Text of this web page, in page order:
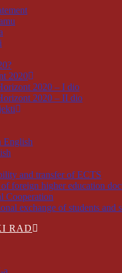
2020
2020 – I dio
2020 – II dio
English
and transfer of ECTS
foreign higher education
Cooperation
exchange of students and
RAD
a